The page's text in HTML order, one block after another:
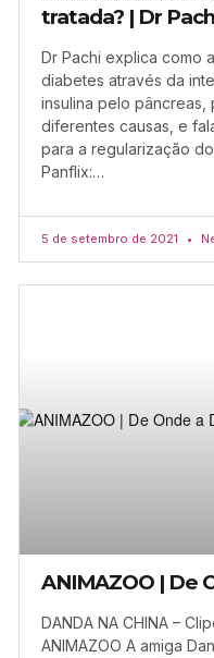
tratada? | Dr
Dr Pachi explica como
diabetes através da
insulina pelo
diferentes causas, e
para a regularização
Panflix:…
5 de setembro de 2021
ANIMAZOO | De
DANDA NA CHINA –
ANIMAZOO A amiga